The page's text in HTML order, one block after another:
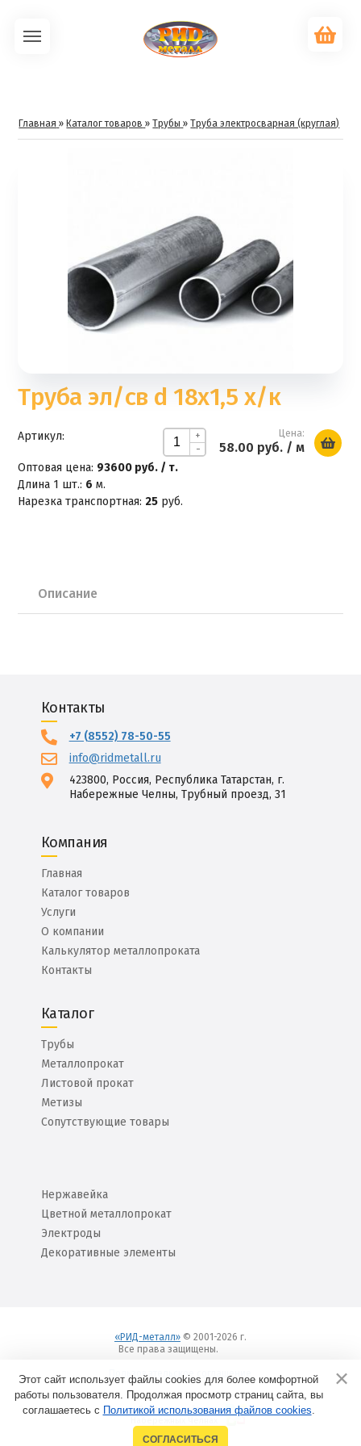
Главная » Каталог товаров »Трубы »Труба электросварная (круглая)
Труба эл/св d 18x1,5 х/к
+
-
Цена:
58.00 руб./ м
Артикул:
Оптовая цена: 93600 руб. / т.
Длина 1 шт.: 6 м.
Нарезка транспортная: 25 руб.
Описание
Контакты
+7 (8552) 78-50-55
info@ridmetall.ru
423800, Россия, Республика Татарстан, г.
Набережные Челны, Трубный проезд, 31
Компания
Главная
Каталог товаров
Услуги
О компании
Калькулятор металлопроката
Контакты
Каталог
Трубы
Металлопрокат
Листовой прокат
Метизы
Сопутствующие товары
Нержавейка
Цветной металлопрокат
Электроды
Декоративные элементы
«РИД-металл»© 2001-2026 г.
Все права защищены.
Пользовательское соглашение
Создание сайтов в
Этот сайт использует файлы cookies для более комфортной
работы пользователя. Продолжая просмотр страниц сайта, вы
соглашаетесь с Политикой использования файлов cookies.
СОГЛАСИТЬСЯ